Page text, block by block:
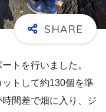
トを行いました。
トして約130個を準
間差で畑に入り、ジ